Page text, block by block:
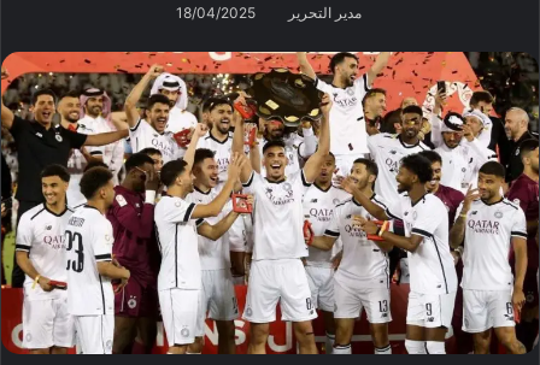
مدير التحرير 18/04/2025